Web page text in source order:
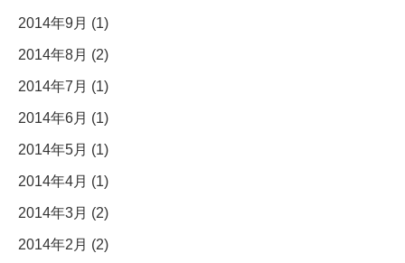
2014年9月 (1)
2014年8月 (2)
2014年7月 (1)
2014年6月 (1)
2014年5月 (1)
2014年4月 (1)
2014年3月 (2)
2014年2月 (2)